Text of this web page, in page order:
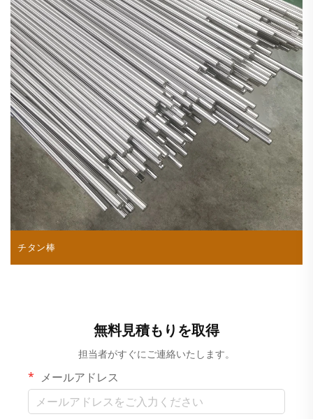
チタン棒
無料見積もりを取得
担当者がすぐにご連絡いたします。
メールアドレス